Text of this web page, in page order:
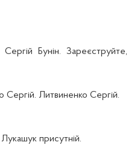
Бунін. Зареєструйте,
Литвиненко Сергій.
присутній.